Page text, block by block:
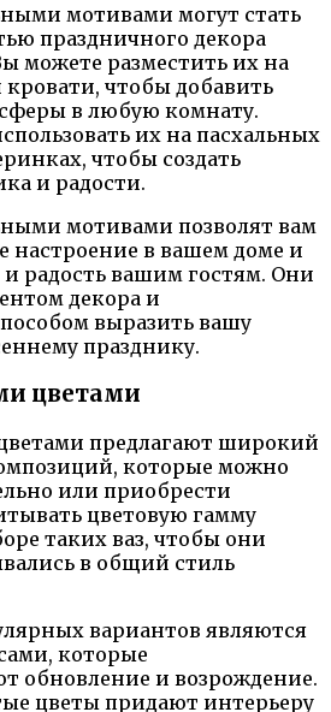
мотивами могут стать
праздничного декора
можете разместить их на
кровати, чтобы добавить
в любую комнату.
их на пасхальных
чтобы создать
и радости.
мотивами позволят вам
настроение в вашем доме и
радость вашим гостям. Они
декора и
выразить вашу
празднику.
цветами
предлагают широкий
которые можно
или приобрести
цветовую гамму
таких ваз, чтобы они
в общий стиль
вариантов являются
которые
обновление и возрождение.
цветы придают интерьеру